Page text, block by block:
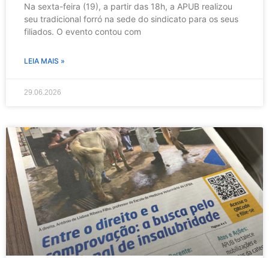
Na sexta-feira (19), a partir das 18h, a APUB realizou
seu tradicional forró na sede do sindicato para os seus
filiados. O evento contou com
LEIA MAIS »
29.06.2026